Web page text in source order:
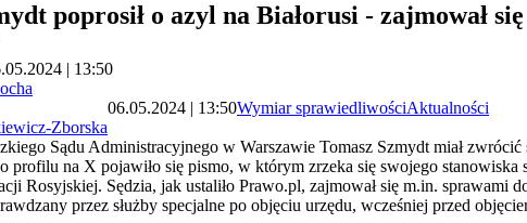
poprosił o azyl na Białorusi - zajmował
| 13:50
Zborska
06.05.2024 | 13:50Wymiar sprawiedliwościAktualności
Sądu Administracyjnego w Warszawie Tomasz Szmydt miał
profilu na X pojawiło się pismo, w którym zrzeka się swojego
Rosyjskiej. Sędzia, jak ustaliło Prawo.pl, zajmował się m.in.
przez służby specjalne po objęciu urzędu, wcześniej przed